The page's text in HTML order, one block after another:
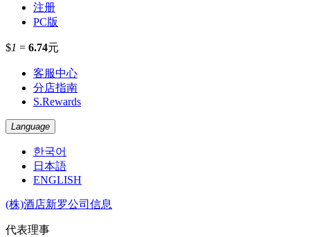
注册
PC版
$1 = 6.74元
客服中心
分店指南
S.Rewards
Language
한국어
日本語
ENGLISH
(株)酒店新罗公司信息
代表理事